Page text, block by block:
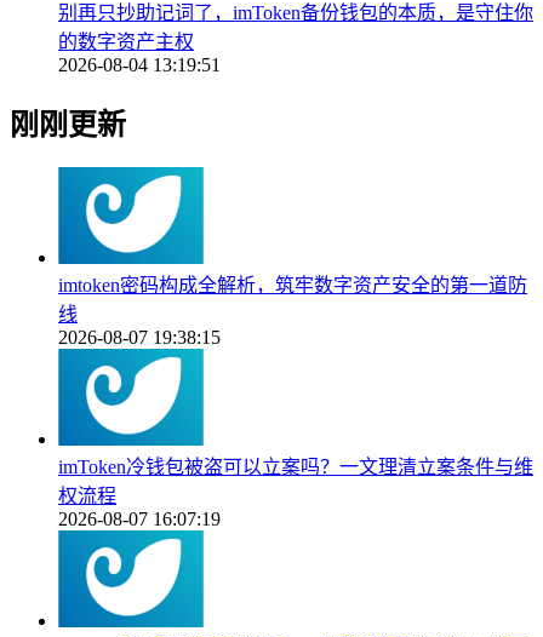
别再只抄助记词了，imToken备份钱包的本质，是守住你
的数字资产主权
2026-08-04 13:19:51
刚刚更新
imtoken密码构成全解析，筑牢数字资产安全的第一道防
线
2026-08-07 19:38:15
imToken冷钱包被盗可以立案吗？一文理清立案条件与维
权流程
2026-08-07 16:07:19